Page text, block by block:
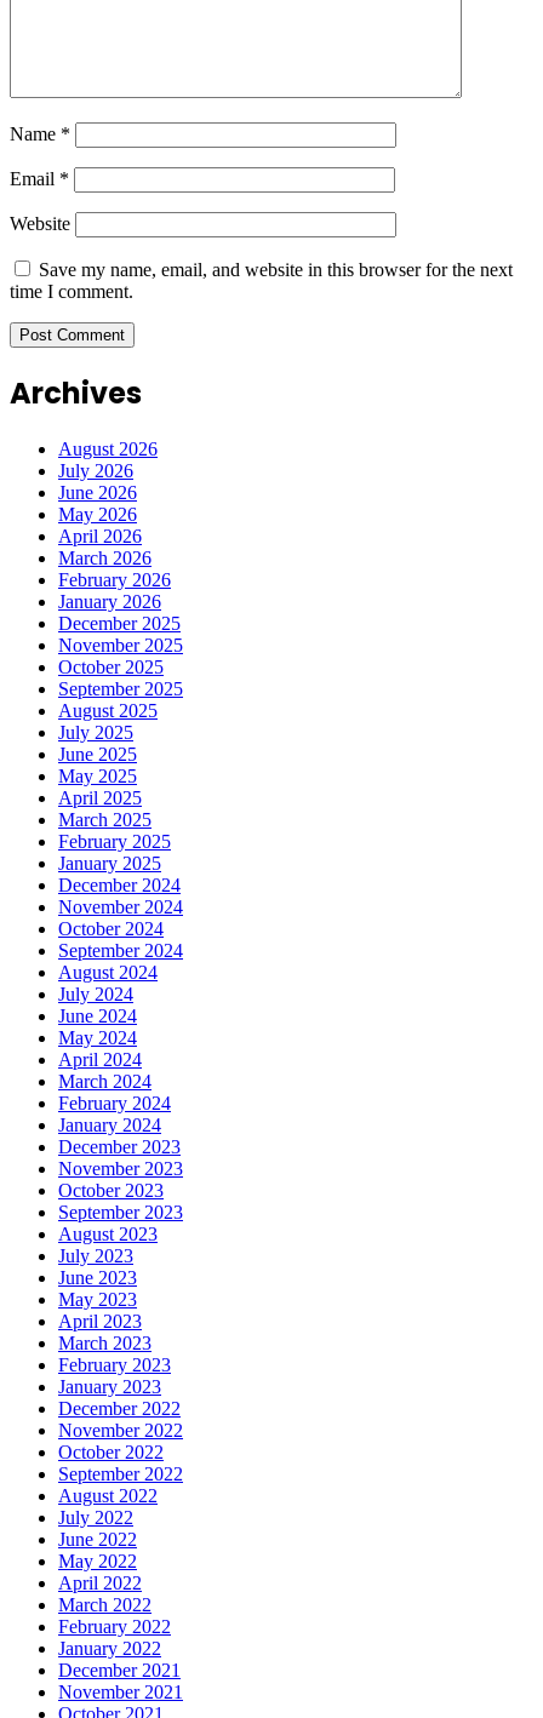
Name *
Email *
Website
Save my name, email, and website in this browser for the next
time I comment.
Archives
August 2026
July 2026
June 2026
May 2026
April 2026
March 2026
February 2026
January 2026
December 2025
November 2025
October 2025
September 2025
August 2025
July 2025
June 2025
May 2025
April 2025
March 2025
February 2025
January 2025
December 2024
November 2024
October 2024
September 2024
August 2024
July 2024
June 2024
May 2024
April 2024
March 2024
February 2024
January 2024
December 2023
November 2023
October 2023
September 2023
August 2023
July 2023
June 2023
May 2023
April 2023
March 2023
February 2023
January 2023
December 2022
November 2022
October 2022
September 2022
August 2022
July 2022
June 2022
May 2022
April 2022
March 2022
February 2022
January 2022
December 2021
November 2021
October 2021